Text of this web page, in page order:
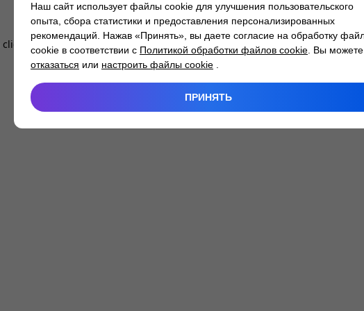
client -side exception has occurred while loading atlantm.by (see the
Наш сайт использует файлы cookie для улучшения пользовательского
опыта, сбора статистики и предоставления персонализированных
рекомендаций. Нажав «Принять», вы даете согласие на обработку
cookie в соответствии с Политикой обработки файлов cookie . Вы можете
отказаться или настроить файлы cookie
ПРИНЯТЬ